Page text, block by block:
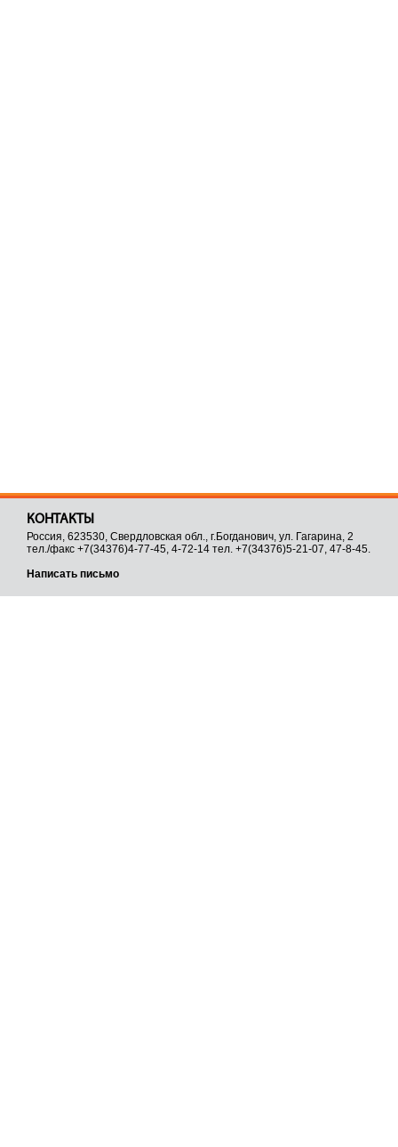
КОНТАКТЫ
Россия, 623530, Свердловская обл., г.Богданович, ул. Гагарина, 2
тел./факс +7(34376)4-77-45, 4-72-14 тел. +7(34376)5-21-07, 47-8-45.
Написать письмо